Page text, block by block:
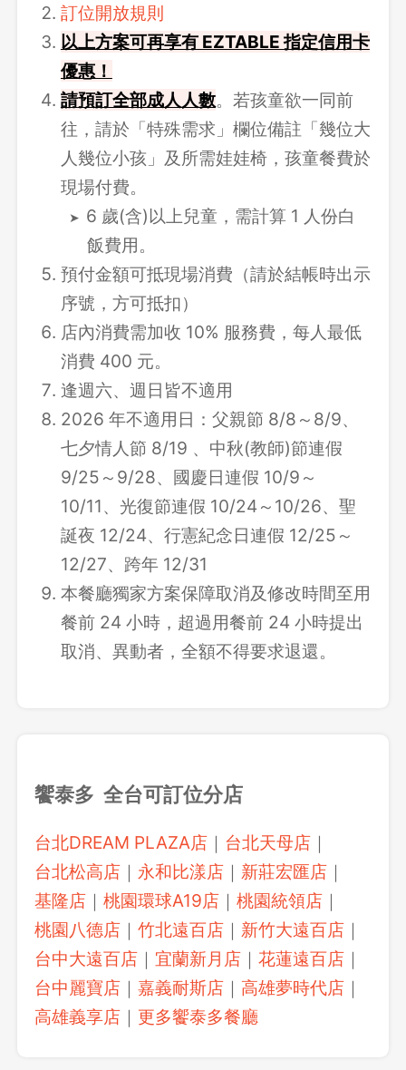
訂位開放規則
以上方案可再享有 EZTABLE 指定信用卡
優惠！
請預訂全部成人人數。若孩童欲一同前
往，請於「特殊需求」欄位備註「幾位大
人幾位小孩」及所需娃娃椅，孩童餐費於
現場付費。
6 歲(含)以上兒童，需計算 1 人份白
飯費用。
預付金額可抵現場消費（請於結帳時出示
序號，方可抵扣）
店內消費需加收 10% 服務費，每人最低
消費 400 元。
逢週六、週日皆不適用
2026 年不適用日：父親節 8/8～8/9、
七夕情人節 8/19 、中秋(教師)節連假
9/25～9/28、國慶日連假 10/9～
10/11、光復節連假 10/24～10/26、聖
誕夜 12/24、行憲紀念日連假 12/25～
12/27、跨年 12/31
本餐廳獨家方案保障取消及修改時間至用
餐前 24 小時，超過用餐前 24 小時提出
取消、異動者，全額不得要求退還。
饗泰多 全台可訂位分店
台北DREAM PLAZA店 ｜ 台北天母店 ｜
台北松高店 ｜ 永和比漾店 ｜ 新莊宏匯店 ｜
基隆店 ｜桃園環球A19店 ｜桃園統領店 ｜
桃園八德店 ｜竹北遠百店 ｜ 新竹大遠百店 ｜
台中大遠百店 ｜ 宜蘭新月店 ｜花蓮遠百店 ｜
台中麗寶店 ｜嘉義耐斯店 ｜高雄夢時代店 ｜
高雄義享店 ｜ 更多饗泰多餐廳